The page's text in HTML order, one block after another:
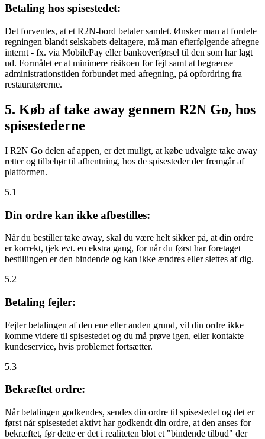
Betaling hos spisestedet:
Det forventes, at et R2N-bord betaler samlet. Ønsker man at fordele
regningen blandt selskabets deltagere, må man efterfølgende afregne
internt - fx. via MobilePay eller bankoverførsel til den som har lagt
ud. Formålet er at minimere risikoen for fejl samt at begrænse
administrationstiden forbundet med afregning, på opfordring fra
restauratørerne.
5. Køb af take away gennem R2N Go, hos
spisestederne
I R2N Go delen af appen, er det muligt, at købe udvalgte take away
retter og tilbehør til afhentning, hos de spisesteder der fremgår af
platformen.
5.1
Din ordre kan ikke afbestilles:
Når du bestiller take away, skal du være helt sikker på, at din ordre
er korrekt, tjek evt. en ekstra gang, for når du først har foretaget
bestillingen er den bindende og kan ikke ændres eller slettes af dig.
5.2
Betaling fejler:
Fejler betalingen af den ene eller anden grund, vil din ordre ikke
komme videre til spisestedet og du må prøve igen, eller kontakte
kundeservice, hvis problemet fortsætter.
5.3
Bekræftet ordre:
Når betalingen godkendes, sendes din ordre til spisestedet og det er
først når spisestedet aktivt har godkendt din ordre, at den anses for
bekræftet, før dette er det i realiteten blot et "bindende tilbud" der